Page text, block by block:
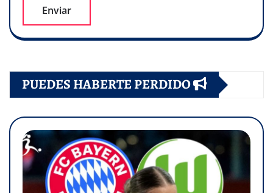
PUEDES HABERTE PERDIDO